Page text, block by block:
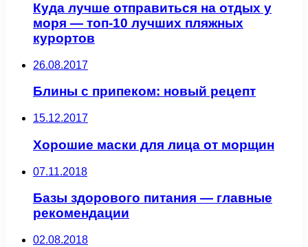
Куда лучше отправиться на отдых у
моря — топ-10 лучших пляжных
курортов
26.08.2017
Блины с припеком: новый рецепт
15.12.2017
Хорошие маски для лица от морщин
07.11.2018
Базы здорового питания — главные
рекомендации
02.08.2018